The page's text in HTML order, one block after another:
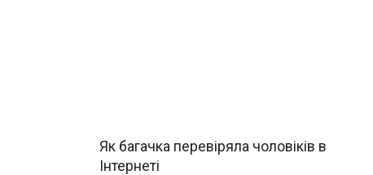
Як багачка перевіряла чоловіків в
Інтернеті